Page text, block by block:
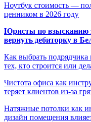
Ноутбук стоимость —
ценником в 2026 году
Юристы по взысканию
вернуть дебиторку в
Как выбрать подрядчика
тех, кто строится или
Чистота офиса как
теряет клиентов из-за
Натяжные потолки как
дизайн помещения